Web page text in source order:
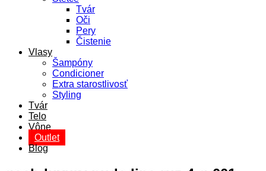
Tvár
Oči
Pery
Čistenie
Vlasy
Šampóny
Condicioner
Extra starostlivosť
Styling
Tvár
Telo
Vône
Outlet
Blog